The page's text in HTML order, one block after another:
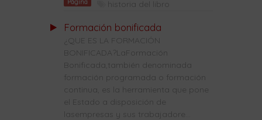
Página historia del libro
Formación bonificada
¿QUE ES LA FORMACIÓN
BONIFICADA?LaFormación
Bonificada,también denominada
formación programada o formación
continua, es la herramienta que pone
el Estado a disposición de
lasempresas y sus trabajadore...